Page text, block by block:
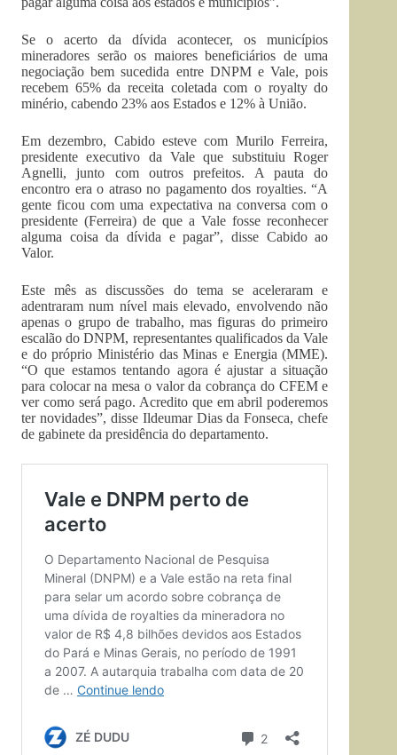
Se o acerto da dívida acontecer, os municípios
mineradores serão os maiores beneficiários de uma
negociação bem sucedida entre DNPM e Vale, pois
recebem 65% da receita coletada com o royalty do
minério, cabendo 23% aos Estados e 12% à União.
Em dezembro, Cabido esteve com Murilo Ferreira,
presidente executivo da Vale que substituiu Roger
Agnelli, junto com outros prefeitos. A pauta do
encontro era o atraso no pagamento dos royalties. “A
gente ficou com uma expectativa na conversa com o
presidente (Ferreira) de que a Vale fosse reconhecer
alguma coisa da dívida e pagar”, disse Cabido ao
Valor.
Este mês as discussões do tema se aceleraram e
adentraram num nível mais elevado, envolvendo não
apenas o grupo de trabalho, mas figuras do primeiro
escalão do DNPM, representantes qualificados da Vale
e do próprio Ministério das Minas e Energia (MME).
“O que estamos tentando agora é ajustar a situação
para colocar na mesa o valor da cobrança do CFEM e
ver como será pago. Acredito que em abril poderemos
ter novidades”, disse Ildeumar Dias da Fonseca, chefe
de gabinete da presidência do departamento.